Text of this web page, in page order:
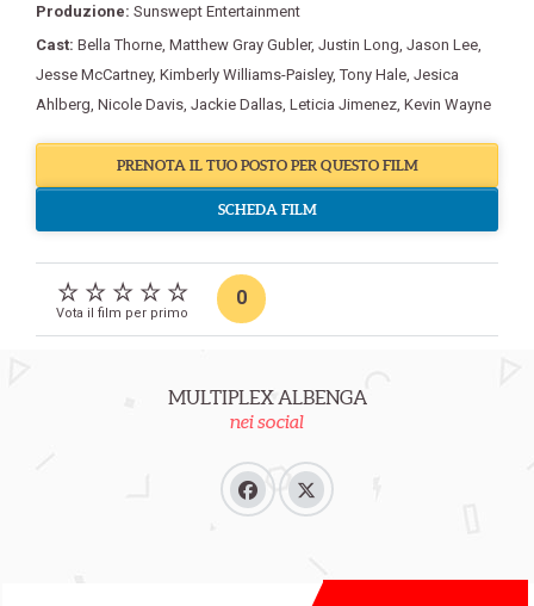
Produzione: Sunswept Entertainment
Cast: Bella Thorne Matthew Gray Gubler, Justin Long Jason Lee
Jesse McCartney, Kimberly Williams-Paisley,Tony Hale Jesica
Ahlberg Nicole Davis Jackie Dallas Leticia Jimenez Kevin Wayne
PRENOTA IL TUO POSTO PER QUESTO FILM
SCHEDA FILM
Vota il film per primo
0
MULTIPLEX ALBENGA
nei social